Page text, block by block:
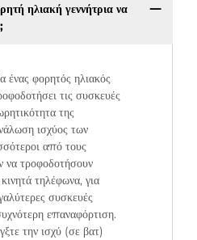
ηλιακή γεννήτρια να
ένας φορητός ηλιακός
τις συσκευές
της
ισχύος των
από τους
να τροφοδοτήσουν
τηλέφωνα, για
συσκευές
επαναφόρτιση.
την ισχύ (σε βατ)